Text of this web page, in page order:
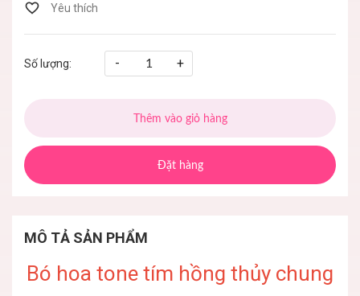
Số lượng: - +
Thêm vào giỏ hàng
Đặt hàng
MÔ TẢ SẢN PHẨM
Bó hoa tone tím hồng thủy chung